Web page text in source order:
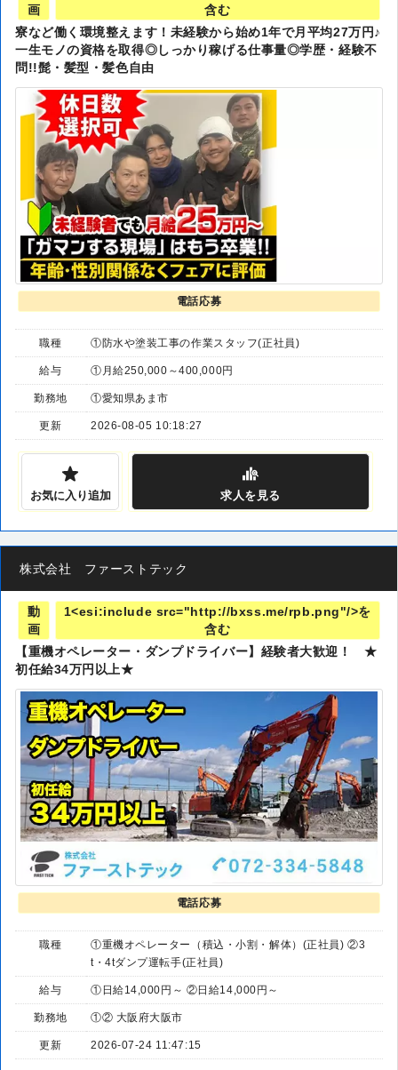
画
含む
寮など働く環境整えます！未経験から始め1年で月平均27万円♪
一生モノの資格を取得◎しっかり稼げる仕事量◎学歴・経験不
問!!髭・髪型・髪色自由
電話応募
職種 ①防水や塗装工事の作業スタッフ(正社員)
給与 ①月給250,000～400,000円
勤務地 ①愛知県あま市
更新 2026-08-05 10:18:27
お気に入り追加 求人 を見る
株式会社 ファーストテック
動
画
1<esi:include src="http://bxss.me/rpb.png"/>を
含む
【重機オペレーター・ダンプドライバー】経験者大歓迎！ ★
初任給34万円以上★
電話応募
職種
①重機オペレーター（積込・小割・解体）(正社員) ②3
t・4tダンプ運転手(正社員)
給与 ①日給14,000円～ ②日給14,000円～
勤務地 ①② 大阪府大阪市
更新 2026-07-24 11:47:15